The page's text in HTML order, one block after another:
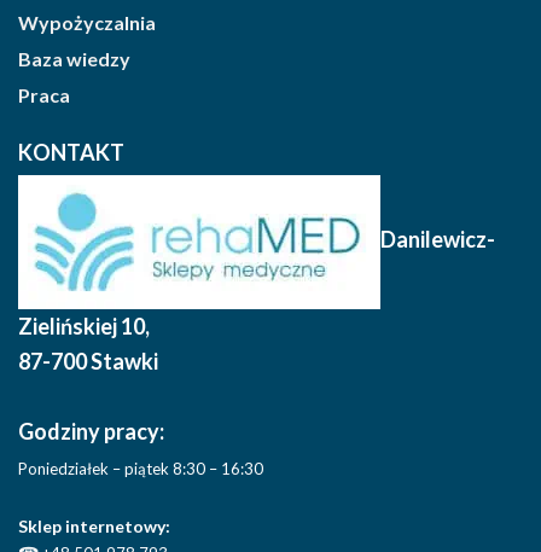
Wypożyczalnia
Baza wiedzy
Praca
KONTAKT
Danilewicz-
Zielińskiej 10,
87-700 Stawki
Godziny pracy:
Poniedziałek – piątek 8:30 – 16:30
Sklep internetowy: